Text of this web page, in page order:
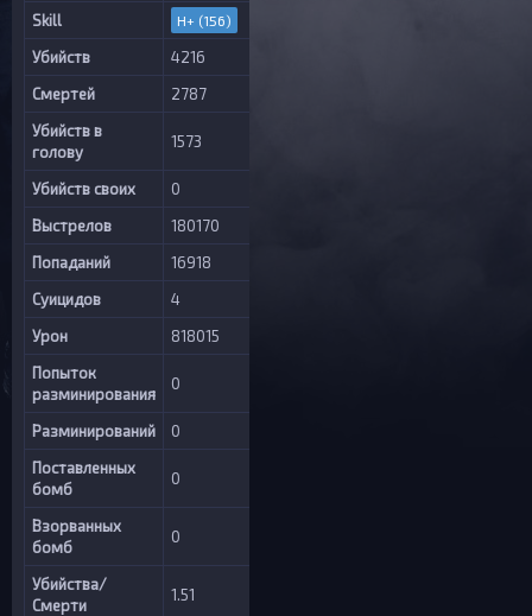
Skill
H+ (156)
Убийств
4216
Смертей
2787
Убийств в
голову
1573
Убийств своих
0
Выстрелов
180170
Попаданий
16918
Суицидов
4
Урон
818015
Попыток
разминирования
0
Разминирований
0
Поставленных
бомб
0
Взорванных
бомб
0
Убийства/
Смерти
1.51